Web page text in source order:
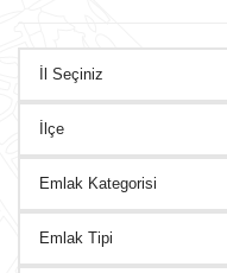
OFISLER
DANIŞMANLAR
BLOG
İLETISIM